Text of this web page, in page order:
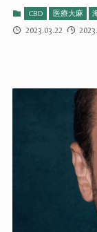
CBD 医療大麻
2023.03.22